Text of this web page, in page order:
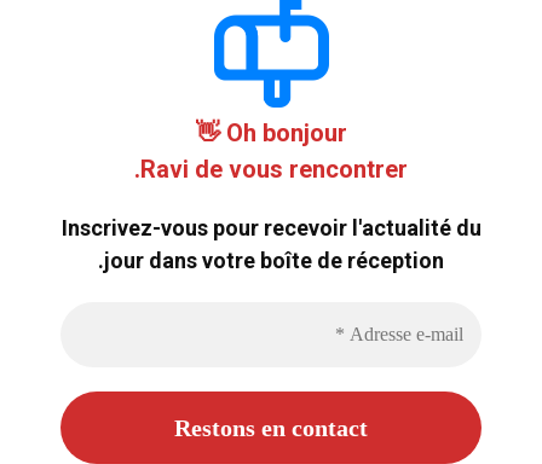
Oh bonjour 👋
Ravi de vous rencontrer.
Inscrivez-vous pour recevoir l'actualité du
jour dans votre boîte de réception.